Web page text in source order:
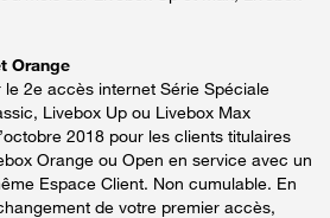
Orange
2e accès internet Série Spéciale
Livebox Up ou Livebox Max
2018 pour les clients titulaires
Orange ou Open en service avec un
Espace Client. Non cumulable. En
de votre premier accès,